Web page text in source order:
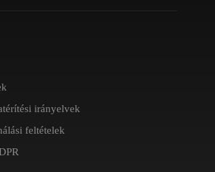
irányelvek
feltételek